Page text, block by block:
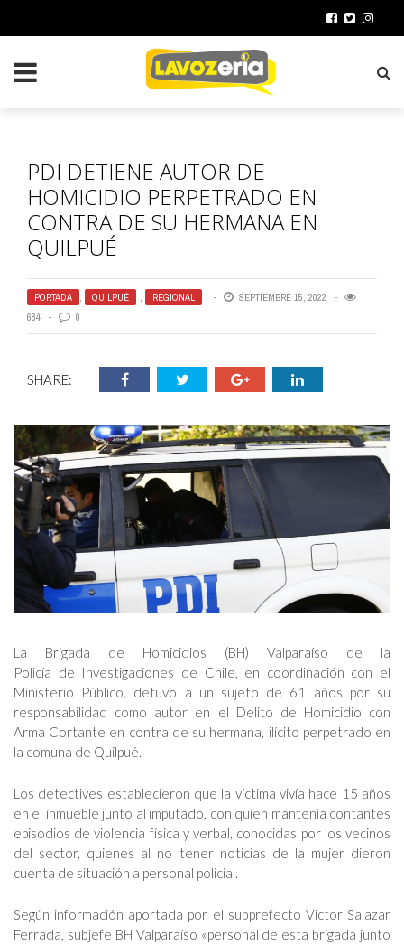
PDI DETIENE AUTOR DE
HOMICIDIO PERPETRADO EN
CONTRA DE SU HERMANA EN
QUILPUÉ
PORTADA , QUILPUÉ , REGIONAL
SEPTIEMBRE 15, 2022
684
0
SHARE:
La Brigada de Homicidios (BH) Valparaíso de la
Policía de Investigaciones de Chile, en coordinación con el
Ministerio Público, detuvo a un sujeto de 61 años por su
responsabilidad como autor en el Delito de Homicidio con
Arma Cortante en contra de su hermana, ilícito perpetrado en
la comuna de Quilpué.
Los detectives establecieron que la víctima vivía hace 15 años
en el inmueble junto al imputado, con quien mantenía contantes
episodios de violencia física y verbal, conocidas por los vecinos
del sector, quienes al no tener noticias de la mujer dieron
cuenta de situación a personal policial.
Según información aportada por el subprefecto Victor Salazar
Ferrada, subjefe BH Valparaíso «personal de esta brigada junto